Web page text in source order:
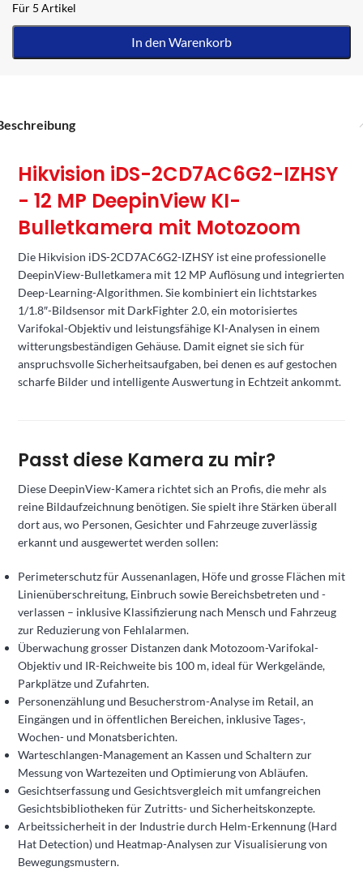
Für 5 Artikel
In den Warenkorb
Hikvision iDS-2CD7AC6G2-IZHSY
- 12 MP DeepinView KI-
Bulletkamera mit Motozoom
Die Hikvision iDS-2CD7AC6G2-IZHSY ist eine professionelle
DeepinView-Bulletkamera mit 12 MP Auflösung und integrierten
Deep-Learning-Algorithmen. Sie kombiniert ein lichtstarkes
1/1.8″-Bildsensor mit DarkFighter 2.0, ein motorisiertes
Varifokal-Objektiv und leistungsfähige KI-Analysen in einem
witterungsbeständigen Gehäuse. Damit eignet sie sich für
anspruchsvolle Sicherheitsaufgaben, bei denen es auf gestochen
scharfe Bilder und intelligente Auswertung in Echtzeit ankommt.
Passt diese Kamera zu mir?
Diese DeepinView-Kamera richtet sich an Profis, die mehr als
reine Bildaufzeichnung benötigen. Sie spielt ihre Stärken überall
dort aus, wo Personen, Gesichter und Fahrzeuge zuverlässig
erkannt und ausgewertet werden sollen:
Perimeterschutz für Aussenanlagen, Höfe und grosse Flächen mit
Linienüberschreitung, Einbruch sowie Bereichsbetreten und -
verlassen – inklusive Klassifizierung nach Mensch und Fahrzeug
zur Reduzierung von Fehlalarmen.
Überwachung grosser Distanzen dank Motozoom-Varifokal-
Objektiv und IR-Reichweite bis 100 m, ideal für Werkgelände,
Parkplätze und Zufahrten.
Personenzählung und Besucherstrom-Analyse im Retail, an
Eingängen und in öffentlichen Bereichen, inklusive Tages-,
Wochen- und Monatsberichten.
Warteschlangen-Management an Kassen und Schaltern zur
Messung von Wartezeiten und Optimierung von Abläufen.
Gesichtserfassung und Gesichtsvergleich mit umfangreichen
Gesichtsbibliotheken für Zutritts- und Sicherheitskonzepte.
Arbeitssicherheit in der Industrie durch Helm-Erkennung (Hard
Hat Detection) und Heatmap-Analysen zur Visualisierung von
Bewegungsmustern.